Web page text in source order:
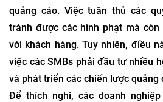
quảng cáo. Việc tuân thủ các
tránh được các hình phạt mà
với khách hàng. Tuy nhiên, điều
việc các SMBs phải đầu tư nhiều
và phát triển các chiến lược quảng
Để thích nghi, các doanh